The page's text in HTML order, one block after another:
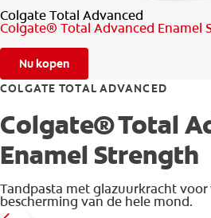
Colgate Total Advanced
Colgate® Total Advanced Enamel
Nu kopen
COLGATE TOTAL ADVANCED
Colgate® Total
Enamel Strength
Tandpasta met glazuurkracht
bescherming van de hele mond.